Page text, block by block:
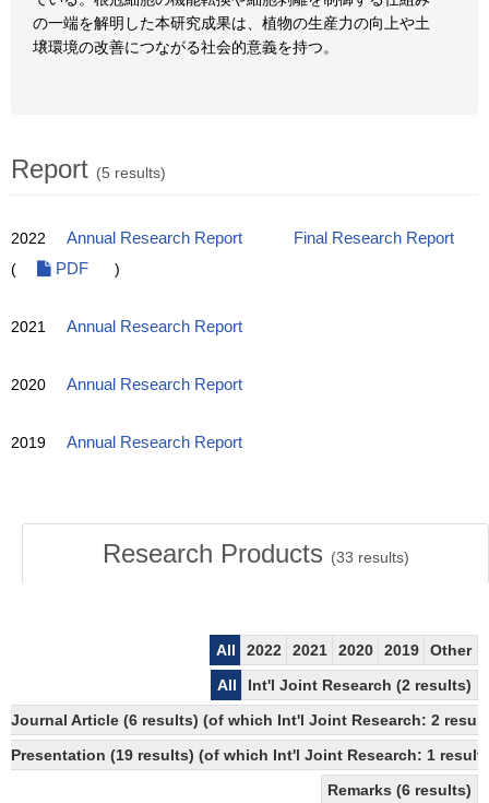
の一端を解明した本研究成果は、植物の生産力の向上や土
壌環境の改善につながる社会的意義を持つ。
Report (5 results)
2022 Annual Research Report
Final Research Report
(
PDF )
2021 Annual Research Report
2020 Annual Research Report
2019 Annual Research Report
Research Products (33 results)
All 2022 2021 2020 2019
Other
All
Int'l Joint Research (2 results)
Journal Article (6 results) (of which Int'l Joint Research: 2
Presentation (19 results) (of which Int'l Joint Research: 1
Remarks (6 results)